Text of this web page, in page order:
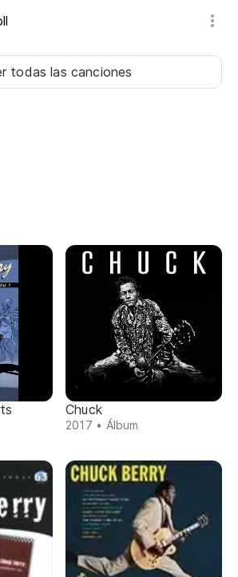
todas las canciones
Chuck
2017 • Álbum